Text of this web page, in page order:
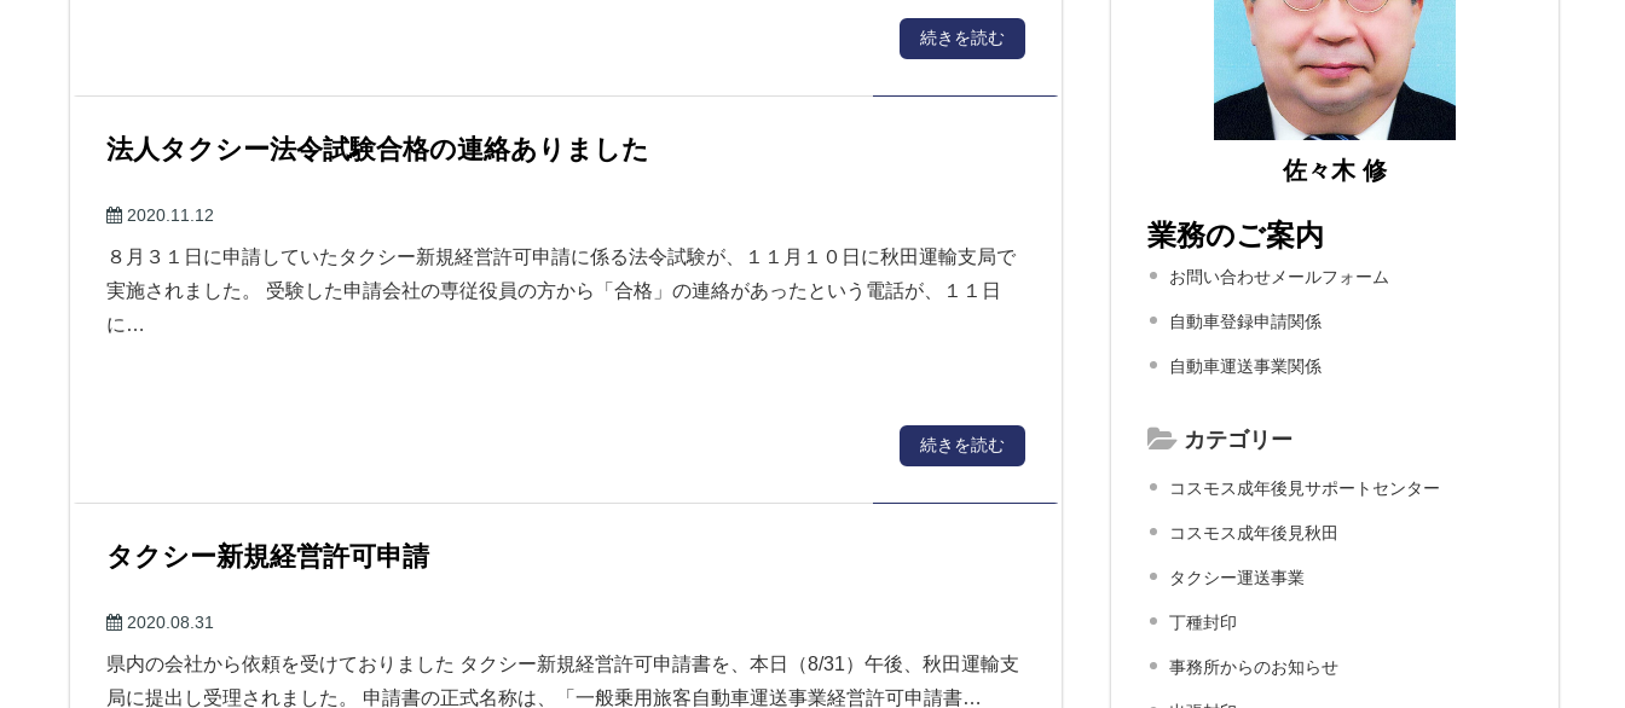
続きを読む
法人タクシー法令試験合格の連絡ありました
2020.11.12
８月３１日に申請していたタクシー新規経営許可申請に係る法令試験が、１１月１０日に秋田運輸支局で
実施されました。 受験した申請会社の専従役員の方から「合格」の連絡があったという電話が、１１日
に…
続きを読む
タクシー新規経営許可申請
2020.08.31
県内の会社から依頼を受けておりました タクシー新規経営許可申請書を、本日（8/31）午後、秋田運輸支
局に提出し受理されました。 申請書の正式名称は、「一般乗用旅客自動車運送事業経営許可申請書…
佐々木 修
業務のご案内
お問い合わせメールフォーム
自動車登録申請関係
自動車運送事業関係
カテゴリー
コスモス成年後見サポートセンター
コスモス成年後見秋田
タクシー運送事業
丁種封印
事務所からのお知らせ